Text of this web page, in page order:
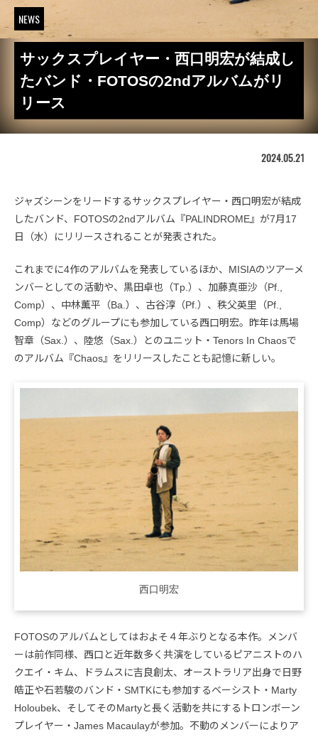
NEWS
サックスプレイヤー・西口明宏が結成し
たバンド・FOTOSの2ndアルバムがリ
リース
2024.05.21
ジャズシーンをリードするサックスプレイヤー・西口明宏が結成
したバンド、FOTOSの2ndアルバム『PALINDROME』が7月17
日（水）にリリースされることが発表された。
これまでに4作のアルバムを発表しているほか、MISIAのツアーメ
ンバーとしての活動や、黒田卓也（Tp.）、加藤真亜沙（Pf.,
Comp）、中林薫平（Ba.）、古谷淳（Pf.）、秩父英里（Pf.,
Comp）などのグループにも参加している西口明宏。昨年は馬場
智章（Sax.）、陸悠（Sax.）とのユニット・Tenors In Chaosで
のアルバム『Chaos』をリリースしたことも記憶に新しい。
西口明宏
FOTOSのアルバムとしてはおよそ４年ぶりとなる本作。メンバ
ーは前作同様、西口と近年数多く共演をしているピアニストのハ
クエイ・キム、ドラムスに吉良創太、オーストラリア出身で日野
皓正や石若駿のバンド・SMTKにも参加するベーシスト・Marty
Holoubek、そしてそのMartyと長く活動を共にするトロンボーン
プレイヤー・James Macaulayが参加。不動のメンバーによりア